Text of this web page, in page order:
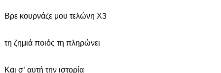
Βρε κουρνάζε μου τελώνη Χ3
τη ζημιά ποιός τη πληρώνει
Και σ' αυτή την ιστορία